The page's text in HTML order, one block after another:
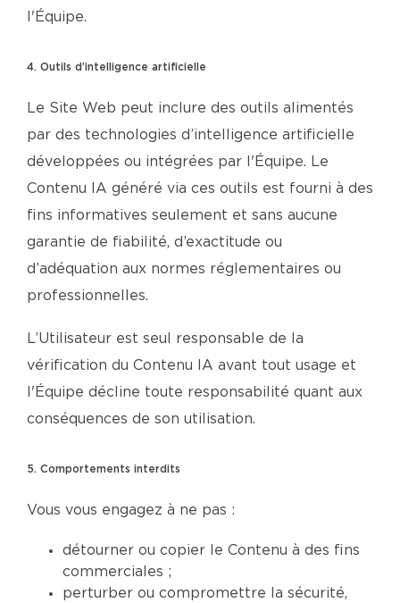
l'Équipe.
4. Outils d’intelligence artificielle
Le Site Web peut inclure des outils alimentés
par des technologies d’intelligence artificielle
développées ou intégrées par l'Équipe. Le
Contenu IA généré via ces outils est fourni à des
fins informatives seulement et sans aucune
garantie de fiabilité, d’exactitude ou
d’adéquation aux normes réglementaires ou
professionnelles.
L’Utilisateur est seul responsable de la
vérification du Contenu IA avant tout usage et
l'Équipe décline toute responsabilité quant aux
conséquences de son utilisation.
5. Comportements interdits
Vous vous engagez à ne pas :
détourner ou copier le Contenu à des fins
commerciales ;
perturber ou compromettre la sécurité,